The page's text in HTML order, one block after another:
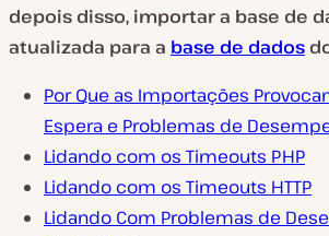
depois disso, importar a base de
atualizada para a base de dados
Por Que as Importações
Espera e Problemas de
Lidando com os Timeouts PHP
Lidando com os Timeouts HTTP
Lidando Com Problemas de